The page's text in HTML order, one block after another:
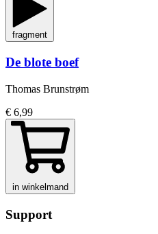
fragment
De blote boef
Thomas Brunstrøm
€ 6,99
in winkelmand
Support